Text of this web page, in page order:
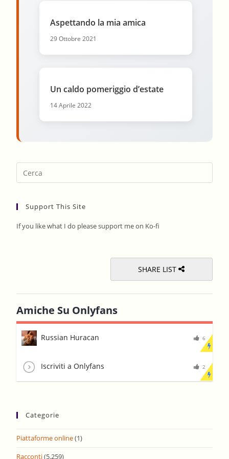
Aspettando la mia amica
29 Ottobre 2021
Un caldo pomeriggio d’estate
14 Aprile 2022
Support This Site
If you like what I do please support me on Ko-fi
SHARE LIST
Amiche Su Onlyfans
Russian Huracan 6
Iscriviti a Onlyfans 2
Categorie
Piattaforme online(1)
Racconti(5.259)